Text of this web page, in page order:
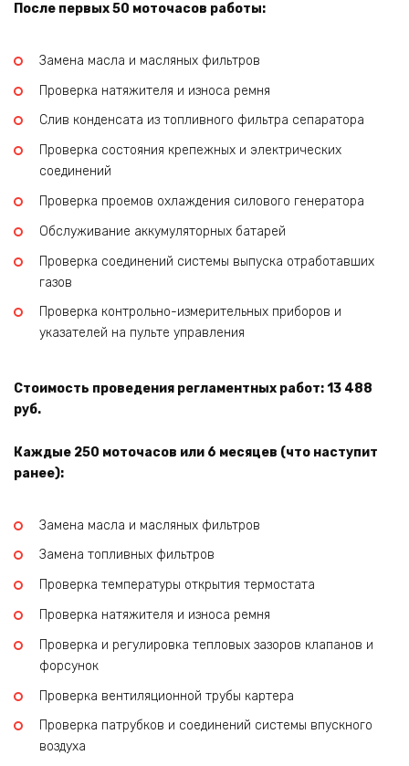
После первых 50 моточасов работы:
Замена масла и масляных фильтров
Проверка натяжителя и износа ремня
Слив конденсата из топливного фильтра сепаратора
Проверка состояния крепежных и электрических
соединений
Проверка проемов охлаждения силового генератора
Обслуживание аккумуляторных батарей
Проверка соединений системы выпуска отработавших
газов
Проверка контрольно-измерительных приборов и
указателей на пульте управления
Стоимость проведения регламентных работ: 13 488
руб.
Каждые 250 моточасов или 6 месяцев (что наступит
ранее):
Замена масла и масляных фильтров
Замена топливных фильтров
Проверка температуры открытия термостата
Проверка натяжителя и износа ремня
Проверка и регулировка тепловых зазоров клапанов и
форсунок
Проверка вентиляционной трубы картера
Проверка патрубков и соединений системы впускного
воздуха